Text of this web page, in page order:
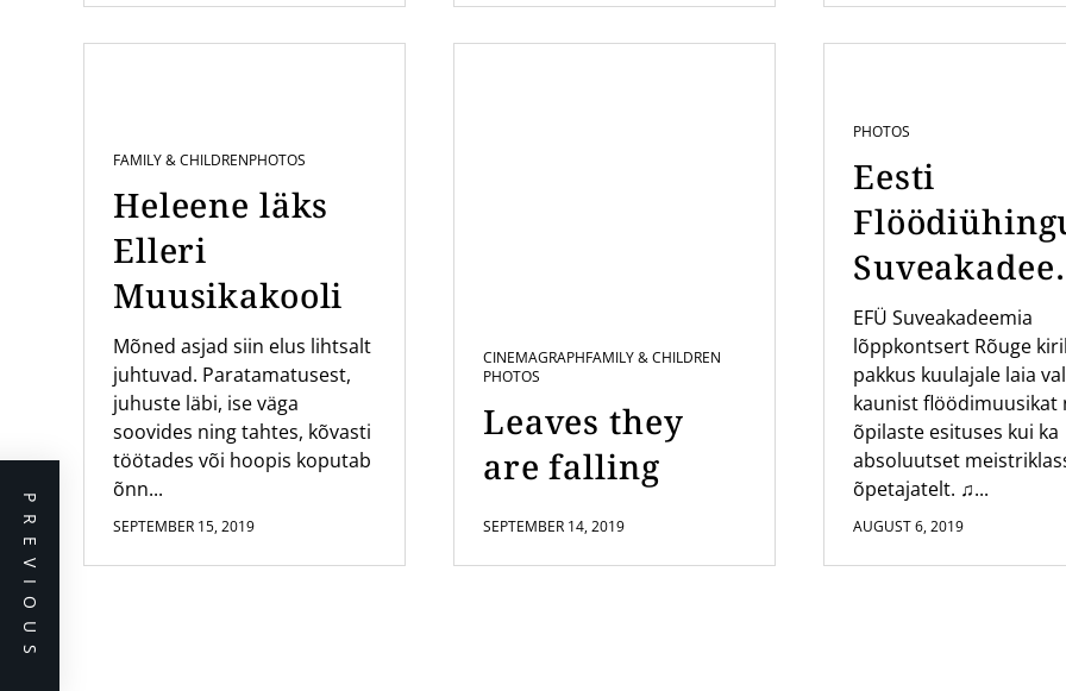
PREVIOUS
FAMILY & CHILDRENPHOTOS
Heleene läks
Elleri
Muusikakooli
Mõned asjad siin elus lihtsalt
juhtuvad. Paratamatusest,
juhuste läbi, ise väga
soovides ning tahtes, kõvasti
töötades või hoopis koputab
õnn...
SEPTEMBER 15, 2019
CINEMAGRAPHFAMILY & CHILDREN
PHOTOS
Leaves they
are falling
SEPTEMBER 14, 2019
PHOTOS
Eesti
a kontsert
Rõuge
EFÜ Suveakadeemia
lõppkontsert Rõuge
pakkus kuulajale laia
kaunist flöödimuusikat
õpilaste esituses kui ka
absoluutset
õpetajatelt. ♫...
AUGUST 6, 2019